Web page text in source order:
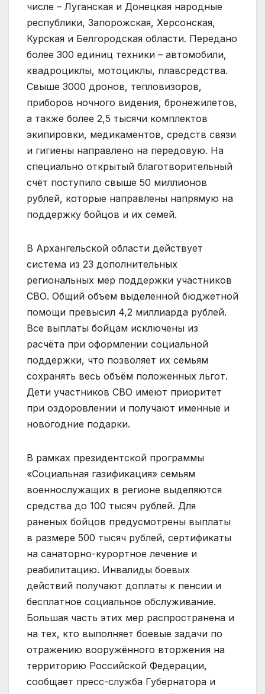
числе – Луганская и Донецкая народные
республики, Запорожская, Херсонская,
Курская и Белгородская области. Передано
более 300 единиц техники – автомобили,
квадроциклы, мотоциклы, плавсредства.
Свыше 3000 дронов, тепловизоров,
приборов ночного видения, бронежилетов,
а также более 2,5 тысячи комплектов
экипировки, медикаментов, средств связи
и гигиены направлено на передовую. На
специально открытый благотворительный
счёт поступило свыше 50 миллионов
рублей, которые направлены напрямую на
поддержку бойцов и их семей.
В Архангельской области действует
система из 23 дополнительных
региональных мер поддержки участников
СВО. Общий объем выделенной бюджетной
помощи превысил 4,2 миллиарда рублей.
Все выплаты бойцам исключены из
расчёта при оформлении социальной
поддержки, что позволяет их семьям
сохранять весь объём положенных льгот.
Дети участников СВО имеют приоритет
при оздоровлении и получают именные и
новогодние подарки.
В рамках президентской программы
«Социальная газификация» семьям
военнослужащих в регионе выделяются
средства до 100 тысяч рублей. Для
раненых бойцов предусмотрены выплаты
в размере 500 тысяч рублей, сертификаты
на санаторно-курортное лечение и
реабилитацию. Инвалиды боевых
действий получают доплаты к пенсии и
бесплатное социальное обслуживание.
Большая часть этих мер распространена и
на тех, кто выполняет боевые задачи по
отражению вооружённого вторжения на
территорию Российской Федерации,
сообщает пресс-служба Губернатора и